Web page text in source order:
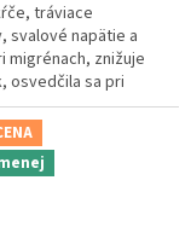
tráviace
svalové napätie a
migrénach, znižuje
osvedčila sa pri
pôsobí
a harmonizuje